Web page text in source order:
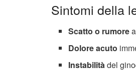
Sintomi della
Scatto o rumore
Dolore acuto
Instabilitàdel